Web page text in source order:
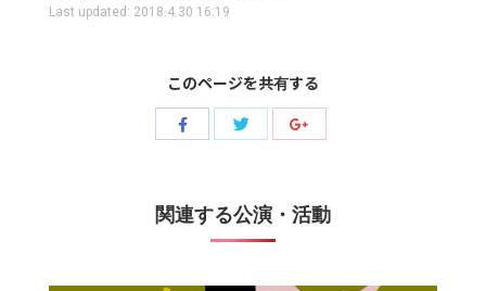
Last updated: 2018.4.30 16:19
このページを共有する
Share
Share
関連する公演・活動